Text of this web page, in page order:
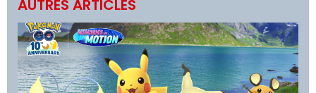
AUTRES ARTICLES